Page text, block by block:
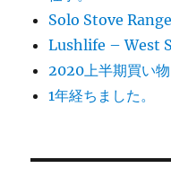
Solo Stove
Lushlife – West
2020上半期買い
1年経ちました。